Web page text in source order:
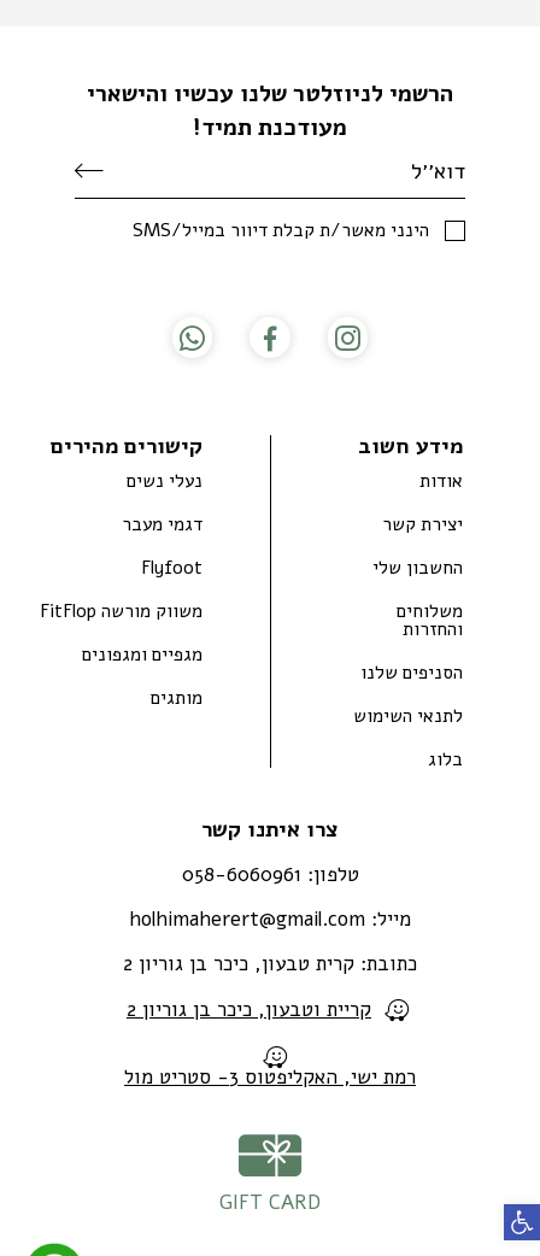
פתח סרגל נגישות
מידע חשוב
אודות
יצירת קשר
החשבון שלי
משלוחים
והחזרות
הסניפים שלנו
לתנאי השימוש
בלוג
קישורים מהירים
נעלי נשים
דגמי מעבר
Flyfoot
משווק מורשה FitFlop
מגפיים ומגפונים
מותגים
צרו איתנו קשר
טלפון: 058-6060961
מייל: holhimaherert@gmail.com
כתובת: קרית טבעון, כיכר בן גוריון 2
קריית וטבעון, כיכר בן גוריון 2
רמת ישי, האקליפטוס 3- סטריט מול
GIFT CARD
הרשמי לניוזלטר שלנו עכשיו והישארי
מעודכנת תמיד!
SMS/הינני מאשר/ת קבלת דיוור במייל